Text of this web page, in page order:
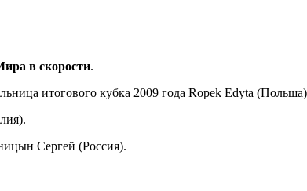
в скорости.
итогового кубка 2009 года Ropek Edyta
Сергей (Россия).